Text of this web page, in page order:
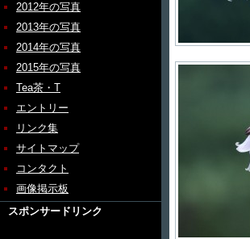
2012年の写真
2013年の写真
2014年の写真
2015年の写真
Tea茶・T
エントリー
リンク集
サイトマップ
コンタクト
画像掲示板
スポンサードリンク